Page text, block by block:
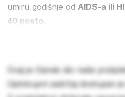
umiru godišnje od AIDS-a ili
40 posto.
Ovaj je članak dio naše
Cjelokupni sadržaj dostupan